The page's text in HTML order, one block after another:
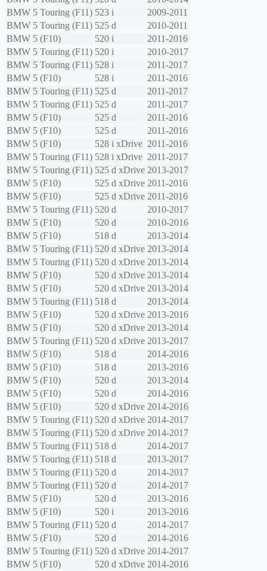
BMW 5 Touring (F11) 523 i
2009-2011
BMW 5 Touring (F11) 525 d
2010-2011
BMW 5 (F10) 520 i
2011-2016
BMW 5 Touring (F11) 520 i
2010-2017
BMW 5 Touring (F11) 528 i
2011-2017
BMW 5 (F10) 528 i
2011-2016
BMW 5 Touring (F11) 525 d
2011-2017
BMW 5 Touring (F11) 525 d
2011-2017
BMW 5 (F10) 525 d
2011-2016
BMW 5 (F10) 525 d
2011-2016
BMW 5 (F10) 528 i xDrive 2011-2016
BMW 5 Touring (F11) 528 i xDrive 2011-2017
BMW 5 Touring (F11) 525 d xDrive 2013-2017
BMW 5 (F10) 525 d xDrive 2011-2016
BMW 5 (F10) 525 d xDrive 2011-2016
BMW 5 Touring (F11) 520 d
2010-2017
BMW 5 (F10) 520 d
2010-2016
BMW 5 (F10) 518 d
2013-2014
BMW 5 Touring (F11) 520 d xDrive 2013-2014
BMW 5 Touring (F11) 520 d xDrive 2013-2014
BMW 5 (F10) 520 d xDrive 2013-2014
BMW 5 (F10) 520 d xDrive 2013-2014
BMW 5 Touring (F11) 518 d
2013-2014
BMW 5 (F10) 520 d xDrive 2013-2016
BMW 5 (F10) 520 d xDrive 2013-2014
BMW 5 Touring (F11) 520 d xDrive 2013-2017
BMW 5 (F10) 518 d
2014-2016
BMW 5 (F10) 518 d
2013-2016
BMW 5 (F10) 520 d
2013-2014
BMW 5 (F10) 520 d
2014-2016
BMW 5 (F10) 520 d xDrive 2014-2016
BMW 5 Touring (F11) 520 d xDrive 2014-2017
BMW 5 Touring (F11) 520 d xDrive 2014-2017
BMW 5 Touring (F11) 518 d
2014-2017
BMW 5 Touring (F11) 518 d
2013-2017
BMW 5 Touring (F11) 520 d
2014-2017
BMW 5 Touring (F11) 520 d
2014-2017
BMW 5 (F10) 520 d
2013-2016
BMW 5 (F10) 520 i
2013-2016
BMW 5 Touring (F11) 520 d
2014-2017
BMW 5 (F10) 520 d
2014-2016
BMW 5 Touring (F11) 520 d xDrive 2014-2017
BMW 5 (F10) 520 d xDrive 2014-2016